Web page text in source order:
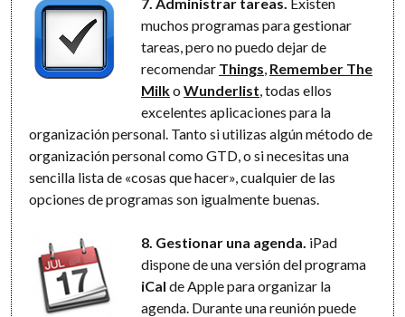
muchos programas para gestionar
tareas, pero no puedo dejar de
recomendar Things, Remember The
MilkoWunderlist, todas ellos
excelentes aplicaciones para la
organización personal. Tanto si utilizas algún método de
organización personal como GTD, o si necesitas una
sencilla lista de «cosas que hacer», cualquier de las
opciones de programas son igualmente buenas.
8. Gestionar una agenda. iPad
dispone de una versión del programa
iCal de Apple para organizar la
agenda. Durante una reunión puede